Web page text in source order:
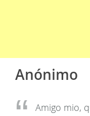
Anónimo
Amigo mio,